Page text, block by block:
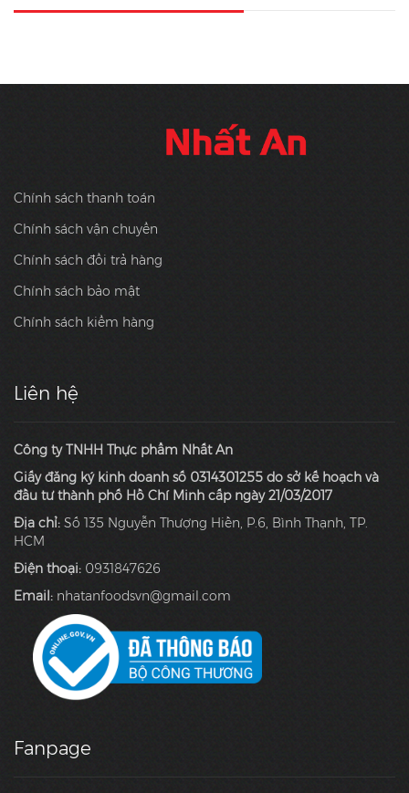
Chính sách thanh toán
Chính sách vận chuyển
Chính sách đổi trả hàng
Chính sách bảo mật
Chính sách kiểm hàng
Liên hệ
Công ty TNHH Thực phẩm Nhất An
Giấy đăng ký kinh doanh số 0314301255 do sở kế hoạch và
đầu tư thành phố Hồ Chí Minh cấp ngày 21/03/2017
Địa chỉ: Số 135 Nguyễn Thượng Hiền, P.6, Bình Thạnh, TP.
HCM
Điện thoại: 0931847626
Email: nhatanfoodsvn@gmail.com
Fanpage